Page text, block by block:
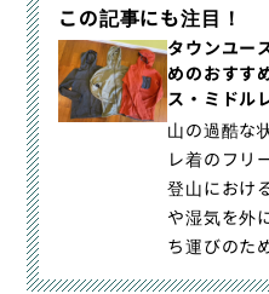
この記事にも注目！
タウンユー
めのおすす
ス・ミドル
のモノ｜登
ガジン「山
山の過酷な
レ着のフリ
登山におけ
や湿気を外
ち運びのた
になります